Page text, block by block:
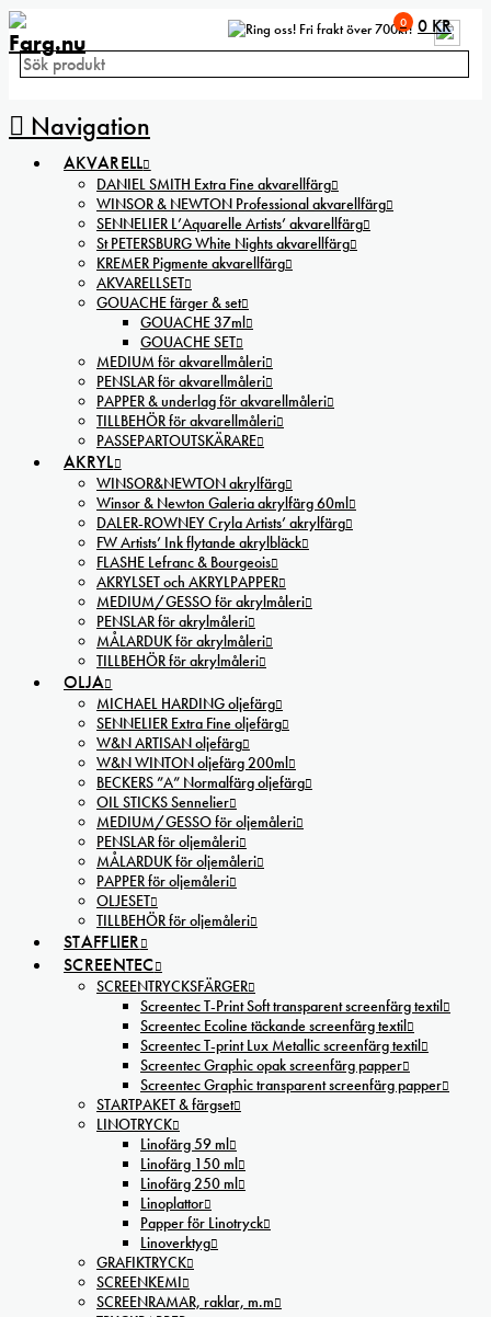
Fri frakt över 700kr!
Navigation
0 0 KR
AKVARELL
DANIEL SMITH Extra Fine akvarellfärg
WINSOR & NEWTON Professional akvarellfärg
SENNELIER L’Aquarelle Artists’ akvarellfärg
St PETERSBURG White Nights akvarellfärg
KREMER Pigmente akvarellfärg
AKVARELLSET
GOUACHE färger & set
GOUACHE 37ml
GOUACHE SET
MEDIUM för akvarellmåleri
PENSLAR för akvarellmåleri
PAPPER & underlag för akvarellmåleri
TILLBEHÖR för akvarellmåleri
PASSEPARTOUTSKÄRARE
AKRYL
WINSOR&NEWTON akrylfärg
Winsor & Newton Galeria akrylfärg 60ml
DALER-ROWNEY Cryla Artists’ akrylfärg
FW Artists’ Ink flytande akrylbläck
FLASHE Lefranc & Bourgeois
AKRYLSET och AKRYLPAPPER
MEDIUM/GESSO för akrylmåleri
PENSLAR för akrylmåleri
MÅLARDUK för akrylmåleri
TILLBEHÖR för akrylmåleri
OLJA
MICHAEL HARDING oljefärg
SENNELIER Extra Fine oljefärg
W&N ARTISAN oljefärg
W&N WINTON oljefärg 200ml
BECKERS ”A” Normalfärg oljefärg
OIL STICKS Sennelier
MEDIUM/GESSO för oljemåleri
PENSLAR för oljemåleri
MÅLARDUK för oljemåleri
PAPPER för oljemåleri
OLJESET
TILLBEHÖR för oljemåleri
STAFFLIER
SCREENTEC
SCREENTRYCKSFÄRGER
Screentec T-Print Soft transparent screenfärg textil
Screentec Ecoline täckande screenfärg textil
Screentec T-print Lux Metallic screenfärg textil
Screentec Graphic opak screenfärg papper
Screentec Graphic transparent screenfärg papper
STARTPAKET & färgset
LINOTRYCK
Linofärg 59 ml
Linofärg 150 ml
Linofärg 250 ml
Linoplattor
Papper för Linotryck
Linoverktyg
GRAFIKTRYCK
SCREENKEMI
SCREENRAMAR, raklar, m.m